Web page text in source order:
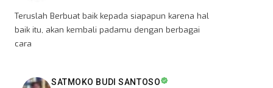
Teruslah Berbuat baik kepada siapapun karena hal
baik itu, akan kembali padamu dengan berbagai
cara
SATMOKO BUDI SANTOSO